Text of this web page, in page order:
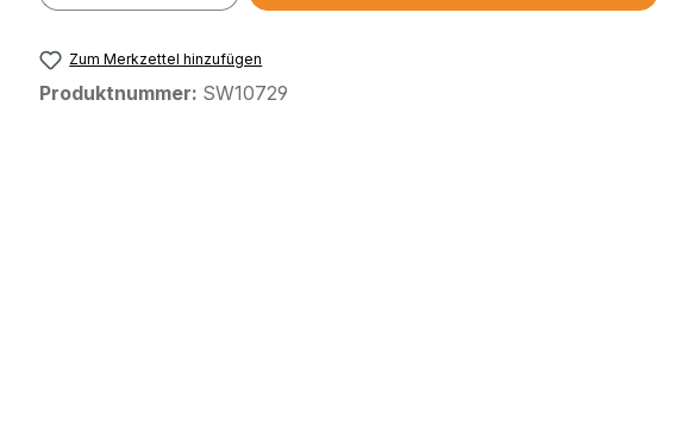
Zum Merkzettel hinzufügen
Produktnummer: SW10729